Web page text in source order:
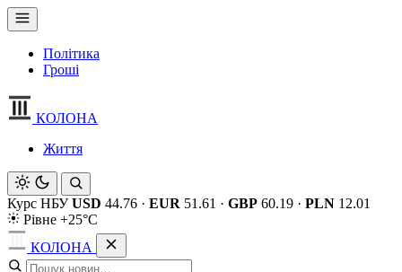
Політика
Гроші
КОЛОНА
Життя
Курс НБУ USD 44.76 · EUR 51.61 · GBP 60.19 · PLN 12.01
Рівне +25°C
КОЛОНА